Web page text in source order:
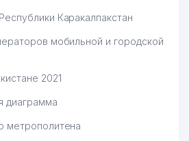
Каракалпакстан
мобильной и городской
2021
диаграмма
метрополитена